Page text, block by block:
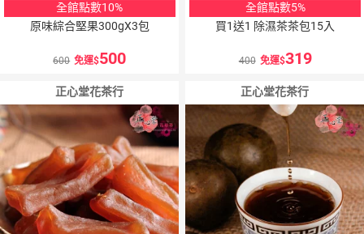
全館點數10%
原味綜合堅果300gX3包
600 免運 500
全館點數5%
買1送1 除濕茶茶包15入
400 免運 319
正心堂花茶行 正心堂花茶行